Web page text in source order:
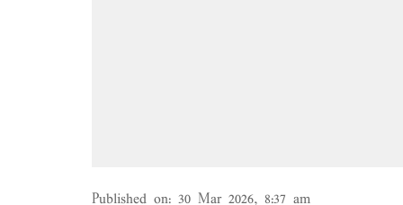
Published on: 30 Mar 2026, 8:37 am